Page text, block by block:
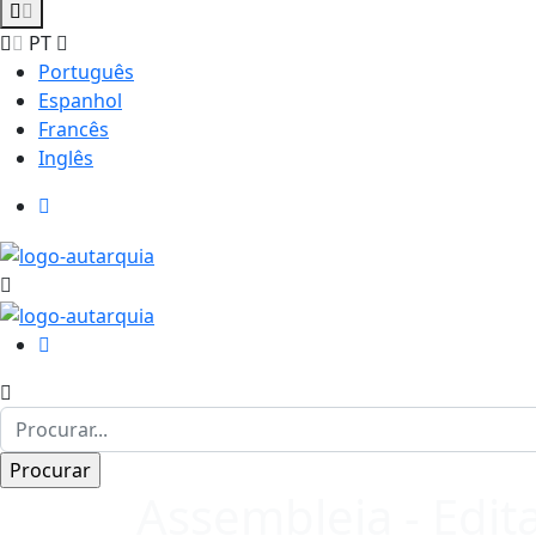
PT
Português
Espanhol
Francês
Inglês